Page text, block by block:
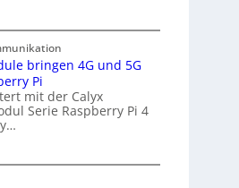
bringen 4G und 5G
Pi
mit der Calyx
Serie Raspberry Pi 4